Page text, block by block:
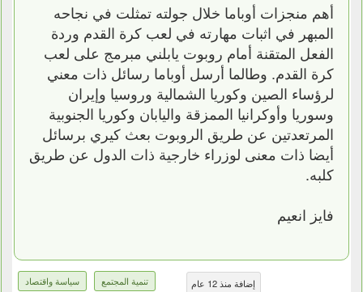
أهم منجزات أوباما خلال جولته تمثلت في نجاحه
المبهر في اثبات مهارته في لعب كرة القدم وردة
الفعل المتقنة أمام روبوت يابلني مبرمج على لعب
كرة القدم. وطالما أرسل أوباما رسائل ذات معني
لرؤساء الصين وكوريا الشمالية وروسيا وإيران
وسوريا وأوكرانيا الممزقة واليابان وكوريا الجنوبية
المرتعدتين عن طريق الروبوت بعث كيري برسائل
أيضا ذات معنى لوزراء خارجية ذات الدول عن طريق
كلبه.
فايز انعيم
تنمية المجتمع سياسة واقتصاد إضافة منذ 12 عام